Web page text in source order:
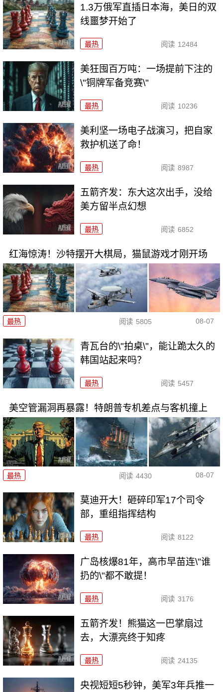
1.3万俄军直插日本海，美日的双
线噩梦开始了
最热 阅读 12484
美狂囤百万吨：一场提前下注的
\"铜牌军备竞赛\"
最热 阅读 10236
美利坚一场电子战演习，把自家
救护机送了命！
最热 阅读 8987
五箭齐发：东大这次出手，没给
美方留半点幻想
最热 阅读 6852
红海惊涛！沙特摆开大棋局，猫鼠游戏才刚开场
最热 阅读 5805 08-07
青瓦台的\"拍桌\"，能让跪太久的
韩国站起来吗？
最热 阅读 5457
美空管漏洞再暴露！特朗普专机差点与客机撞上
最热 阅读 4430 08-07
莫迪开大！砸碎印军17个司令
部，重组指挥结构
最热 阅读 8122
广岛核爆81年，高市早苗连\"谁
扔的\"都不敢提！
最热 阅读 3176
五箭齐发！熊猫这一巴掌扇过
去，大漂亮终于知疼
最热 阅读 24135
央视短短5秒钟，美军3年兵推一